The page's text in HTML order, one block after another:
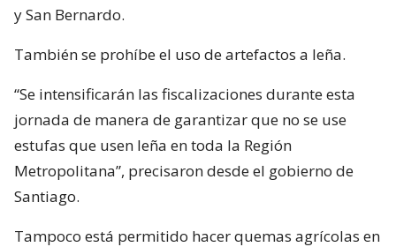
y San Bernardo.
También se prohíbe el uso de artefactos a leña.
“Se intensificarán las fiscalizaciones durante esta
jornada de manera de garantizar que no se use
estufas que usen leña en toda la Región
Metropolitana”, precisaron desde el gobierno de
Santiago.
Tampoco está permitido hacer quemas agrícolas en